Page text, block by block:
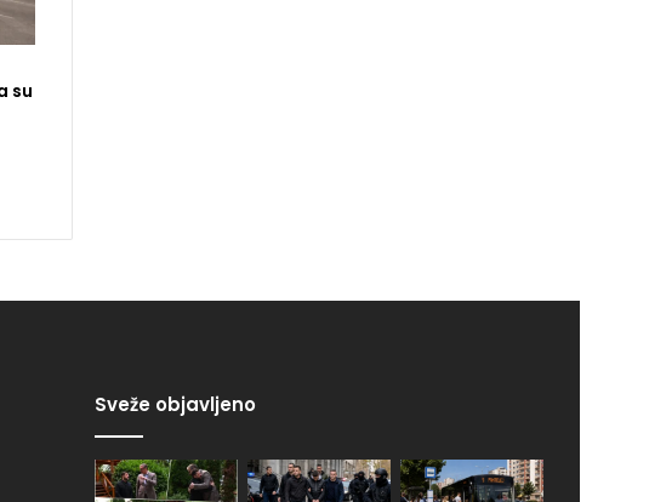
su
Sveže objavljeno